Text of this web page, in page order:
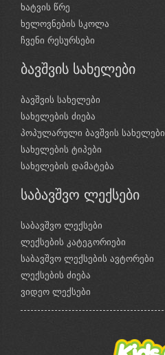
ხატვის წრე
ხელოვნების სკოლა
ჩვენი რესურსები
ბავშვის სახელები
ბავშვის სახელები
სახელების ძიება
პოპულარული ბავშვის სახელები
სახელების ტიპები
სახელების დამატება
საბავშვო ლექსები
საბავშვო ლექსები
ლექსების კატეგორიები
საბავშვო ლექსების ავტორები
ლექსების ძიება
ვიდეო ლექსები